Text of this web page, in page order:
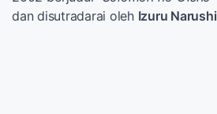
dan disutradarai oleh Izuru